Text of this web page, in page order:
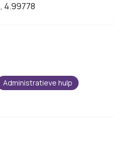
4.99778
Administratieve hulp